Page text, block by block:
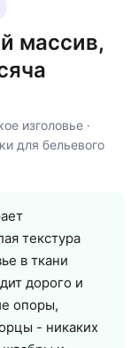
массив,
изголовье ·
для бельевого
текстура
в ткани
дорого и
опоры,
- никаких